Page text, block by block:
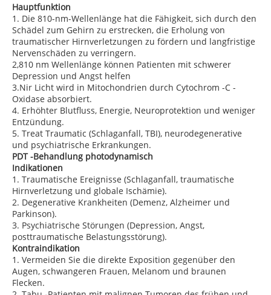
Hauptfunktion
1. Die 810-nm-Wellenlänge hat die Fähigkeit, sich durch den
Schädel zum Gehirn zu erstrecken, die Erholung von
traumatischer Hirnverletzungen zu fördern und langfristige
Nervenschäden zu verringern.
2,810 nm Wellenlänge können Patienten mit schwerer
Depression und Angst helfen
3.Nir Licht wird in Mitochondrien durch Cytochrom -C -
Oxidase absorbiert.
4. Erhöhter Blutfluss, Energie, Neuroprotektion und weniger
Entzündung.
5. Treat Traumatic (Schlaganfall, TBI), neurodegenerative
und psychiatrische Erkrankungen.
PDT -Behandlung photodynamisch
Indikationen
1. Traumatische Ereignisse (Schlaganfall, traumatische
Hirnverletzung und globale Ischämie).
2. Degenerative Krankheiten (Demenz, Alzheimer und
Parkinson).
3. Psychiatrische Störungen (Depression, Angst,
posttraumatische Belastungsstörung).
Kontraindikation
1. Vermeiden Sie die direkte Exposition gegenüber den
Augen, schwangeren Frauen, Melanom und braunen
Flecken.